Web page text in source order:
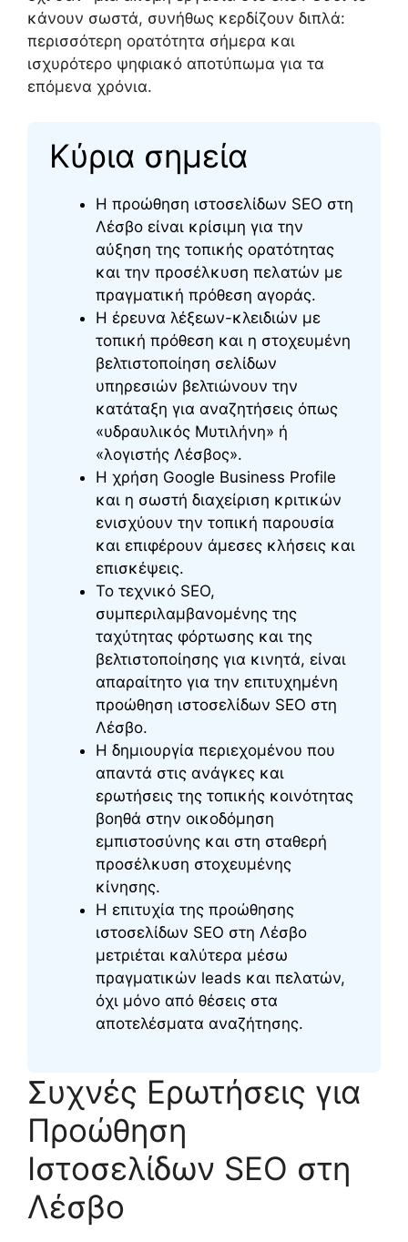
κάνουν σωστά, συνήθως κερδίζουν διπλά:
περισσότερη ορατότητα σήμερα και
ισχυρότερο ψηφιακό αποτύπωμα για τα
επόμενα χρόνια.
Κύρια σημεία
Η προώθηση ιστοσελίδων SEO στη
Λέσβο είναι κρίσιμη για την
αύξηση της τοπικής ορατότητας
και την προσέλκυση πελατών με
πραγματική πρόθεση αγοράς.
Η έρευνα λέξεων-κλειδιών με
τοπική πρόθεση και η στοχευμένη
βελτιστοποίηση σελίδων
υπηρεσιών βελτιώνουν την
κατάταξη για αναζητήσεις όπως
«υδραυλικός Μυτιλήνη» ή
«λογιστής Λέσβος».
Η χρήση Google Business Profile
και η σωστή διαχείριση κριτικών
ενισχύουν την τοπική παρουσία
και επιφέρουν άμεσες κλήσεις και
επισκέψεις.
Το τεχνικό SEO,
συμπεριλαμβανομένης της
ταχύτητας φόρτωσης και της
βελτιστοποίησης για κινητά, είναι
απαραίτητο για την επιτυχημένη
προώθηση ιστοσελίδων SEO στη
Λέσβο.
Η δημιουργία περιεχομένου που
απαντά στις ανάγκες και
ερωτήσεις της τοπικής κοινότητας
βοηθά στην οικοδόμηση
εμπιστοσύνης και στη σταθερή
προσέλκυση στοχευμένης
κίνησης.
Η επιτυχία της προώθησης
ιστοσελίδων SEO στη Λέσβο
μετριέται καλύτερα μέσω
πραγματικών leads και πελατών,
όχι μόνο από θέσεις στα
αποτελέσματα αναζήτησης.
Συχνές Ερωτήσεις για
Προώθηση
Ιστοσελίδων SEO στη
Λέσβο